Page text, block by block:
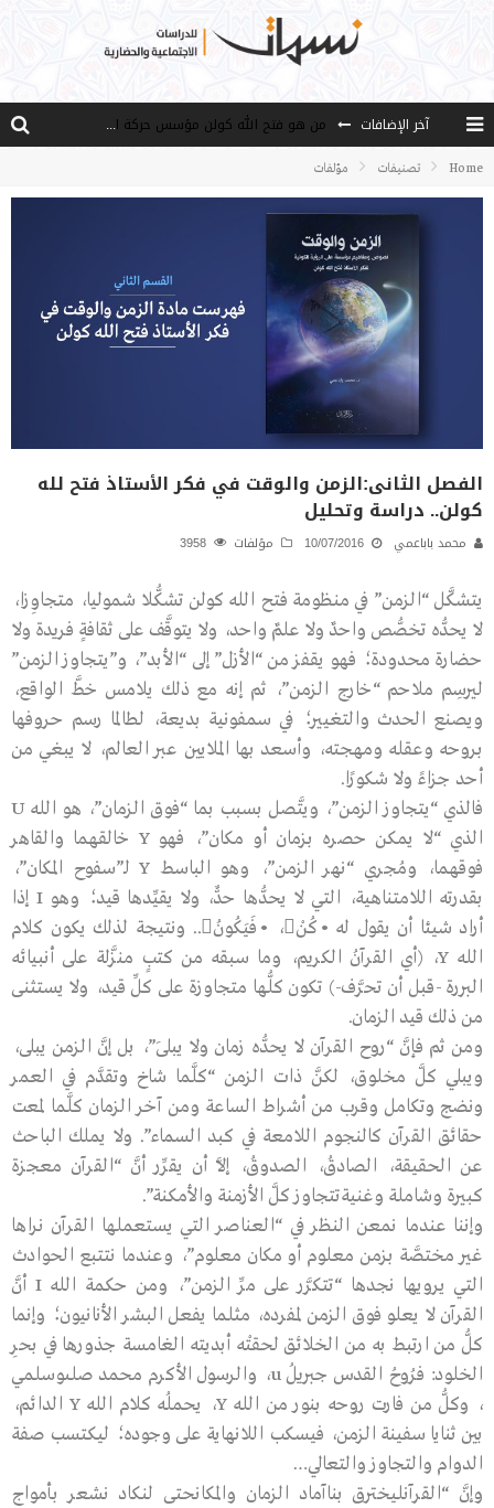
آخر الإضافات
من هو فتح الله كولن مؤسس حركة الخدمة؟
الأستاذ عالما عارفا حكيما
مصادر العلم وسببه
النـزعة التجديدية عند الأستاذ فتح الله كولن
Home تصنيفات مؤلفات
الفصل الثانى:الزمن والوقت في فكر الأستاذ فتح لله
كولن.. دراسة وتحليل
محمد باباعمي 10/07/2016 مؤلفات
يتشكَّل “الزمن” في منظومة فتح الله كولن تشكُّلا شموليا، متجاوِزا،
لا يحدُّه تخصُّص واحدٌ ولا علمٌ واحد، ولا يتوقَّف على ثقافةٍ فريدة ولا
حضارة محدودة؛ فهو يقفز من “الأزل” إلى “الأبد”، و”يتجاوز الزمن”
ليرسِم ملاحم “خارج الزمن”، ثم إنه مع ذلك يلامس خطَّ الواقع،
ويصنع الحدث والتغيير؛ في سمفونية بديعة، لطالما رسم حروفها
بروحه وعقله ومهجته، وأسعد بها الملايين عبر العالم، لا يبغي من
أحد جزاءً ولا شكورًا.
فالذي “يتجاوز الزمن”، ويتَّصل بسبب بما “فوق الزمان”، هو الله U
الذي “لا يمكن حصره بزمان أو مكان”، فهو Y خالقهما والقاهر
فوقهما، ومُجري “نهر الزمن”، وهو الباسط Y لـ”سفوح المكان”،
بقدرته اللامتناهية، التي لا يحدُّها حدٌّ، ولا يقيِّدها قيد؛ وهو I إذا
أراد شيئا أن يقول له •كُنْ، •فَيَكُونُ.. ونتيجة لذلك يكون كلام
الله Y، (أي القرآنُ الكريم، وما سبقه من كتبٍ منزَّلة على أنبيائه
البررة -قبل أن تحرَّف-) تكون كلُّها متجاوزة على كلِّ قيد، ولا يستثنى
من ذلك قيد الزمان.
ومن ثم فإنَّ “روح القرآن لا يحدُّه زمان ولا يبلَى”، بل إنَّ الزمن يبلى،
ويبلِي كلَّ مخلوق، لكنَّ ذات الزمن “كلَّما شاخ وتقدَّم في العمر
ونضج وتكامل وقرب من أشراط الساعة ومن آخر الزمان كلَّما لمعت
حقائق القرآن كالنجوم اللامعة في كبد السماء”. ولا يملك الباحث
عن الحقيقة، الصادقُ، الصدوقُ، إلاَّ أن يقرِّر أنَّ “القرآن معجزة
كبيرة وشاملة وغنيةتتجاوز كلَّ الأزمنة والأمكنة”.
وإننا عندما نمعن النظر في “العناصر التي يستعملها القرآن نراها
غير مختصَّة بزمن معلوم أو مكان معلوم”، وعندما نتتبع الحوادث
التي يرويها نجدها “تتكرَّر على مرِّ الزمن”، ومن حكمة الله I أنَّ
القرآن لا يعلو فوق الزمن لمفرده، مثلما يفعل البشر الأنانيون؛ وإنما
كلُّ من ارتبط به من الخلائق لحقتْه أبديته الغامسة جذورها في بحرِ
الخلود: فرُوحُ القدس جبريلُ u، والرسول الأكرم محمد صلىوسلمي
، وكلُّ من فارت روحه بنور من الله Y، يحملُه كلام الله Y الدائم،
بين ثنايا سفينة الزمن، فيسكب اللانهاية على وجوده؛ ليكتسب صفة
الدوام والتجاوز والتعالي…
وإنَّ “القرآنليخترق بناآماد الزمان والمكانحتى لنكاد نشعر بأمواج